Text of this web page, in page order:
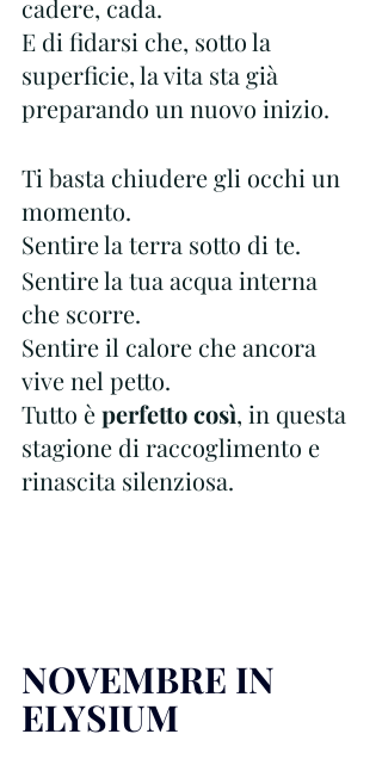
cadere, cada.
E di fidarsi che, sotto la
superficie, la vita sta già
preparando un nuovo inizio.
Ti basta chiudere gli occhi un
momento.
Sentire la terra sotto di te.
Sentire la tua acqua interna
che scorre.
Sentire il calore che ancora
vive nel petto.
Tutto è perfetto così, in questa
stagione di raccoglimento e
rinascita silenziosa.
NOVEMBRE IN
ELYSIUM